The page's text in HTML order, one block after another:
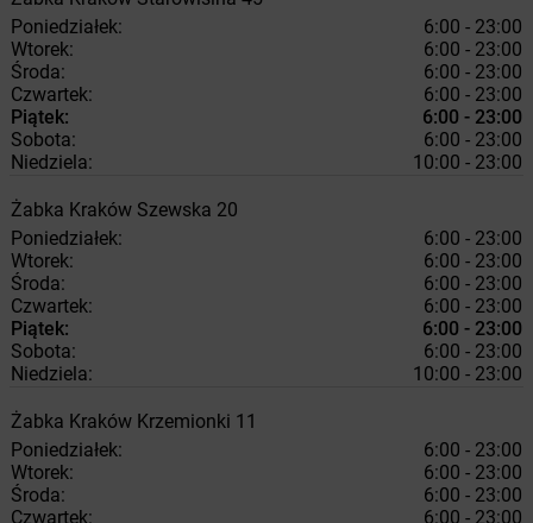
Poniedziałek:
6:00 - 23:00
Wtorek:
6:00 - 23:00
Środa:
6:00 - 23:00
Czwartek:
6:00 - 23:00
Piątek:
6:00 - 23:00
Sobota:
6:00 - 23:00
Niedziela:
10:00 - 23:00
Żabka Kraków Szewska 20
Poniedziałek:
6:00 - 23:00
Wtorek:
6:00 - 23:00
Środa:
6:00 - 23:00
Czwartek:
6:00 - 23:00
Piątek:
6:00 - 23:00
Sobota:
6:00 - 23:00
Niedziela:
10:00 - 23:00
Żabka Kraków Krzemionki 11
Poniedziałek:
6:00 - 23:00
Wtorek:
6:00 - 23:00
Środa:
6:00 - 23:00
Czwartek:
6:00 - 23:00